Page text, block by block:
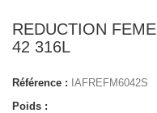
REDUCTION
42 316L
Référence : IAFREFM6042S
Poids :